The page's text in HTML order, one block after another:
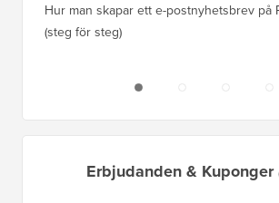
Hur man skapar ett e-postnyhetsbrev på
(steg för steg)
Erbjudanden & Kuponger